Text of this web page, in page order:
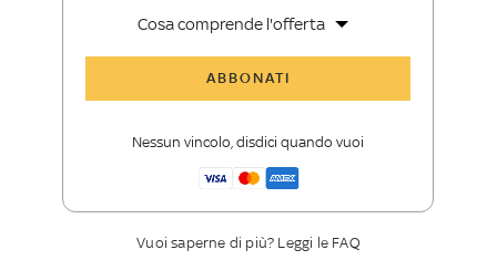
Cosa comprende l'offerta
Sport
La newsletter esclusiva di Sky Sport
ABBONATI
Nessun vincolo, disdici quando vuoi
Vuoi saperne di più? Leggi le FAQ